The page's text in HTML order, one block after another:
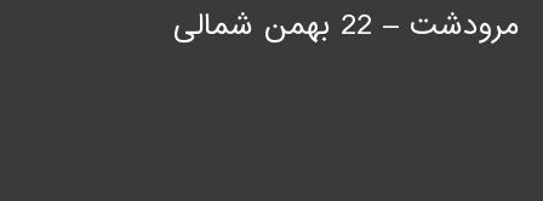
مرودشت – 22 بهمن شمالی